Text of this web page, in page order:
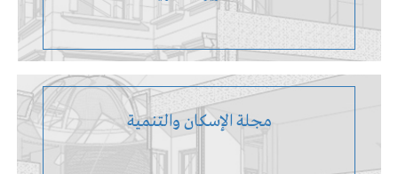
مجلة الإسكان والتنمية